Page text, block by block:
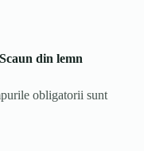
din lemn
obligatorii sunt